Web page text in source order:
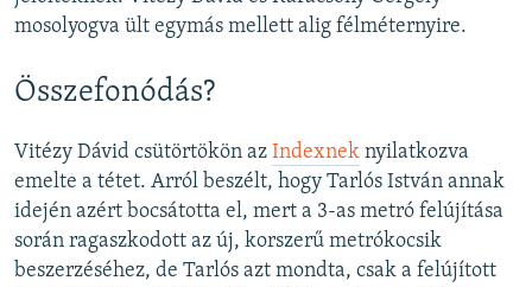
mosolyogva ült egymás mellett alig félméternyire.
Összefonódás?
Vitézy Dávid csütörtökön az Indexnek nyilatkozva
emelte a tétet. Arról beszélt, hogy Tarlós István annak
idején azért bocsátotta el, mert a 3-as metró felújítása
során ragaszkodott az új, korszerű metrókocsik
beszerzéséhez, de Tarlós azt mondta, csak a felújított